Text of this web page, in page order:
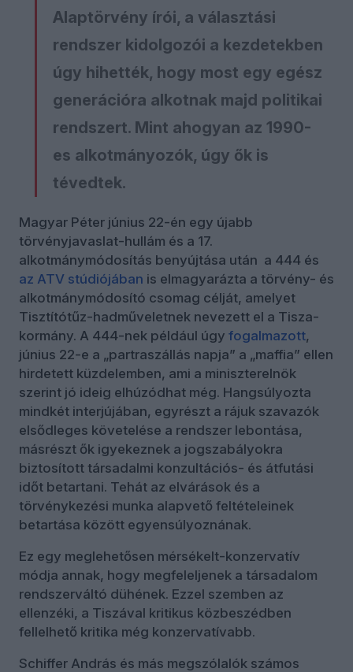
Alaptörvény írói, a választási
rendszer kidolgozói a kezdetekben
úgy hihették, hogy most egy egész
generációra alkotnak majd politikai
rendszert. Mint ahogyan az 1990-
es alkotmányozók, úgy ők is
tévedtek.
Magyar Péter június 22-én egy újabb
törvényjavaslat-hullám és a 17.
alkotmánymódosítás benyújtása után a 444 és
az ATV stúdiójában is elmagyarázta a törvény- és
alkotmánymódosító csomag célját, amelyet
Tisztítótűz-hadműveletnek nevezett el a Tisza-
kormány. A 444-nek például úgy fogalmazott,
június 22-e a „partraszállás napja” a „maffia” ellen
hirdetett küzdelemben, ami a miniszterelnök
szerint jó ideig elhúzódhat még. Hangsúlyozta
mindkét interjújában, egyrészt a rájuk szavazók
elsődleges követelése a rendszer lebontása,
másrészt ők igyekeznek a jogszabályokra
biztosított társadalmi konzultációs- és átfutási
időt betartani. Tehát az elvárások és a
törvénykezési munka alapvető feltételeinek
betartása között egyensúlyoznának.
Ez egy meglehetősen mérsékelt-konzervatív
módja annak, hogy megfeleljenek a társadalom
rendszerváltó dühének. Ezzel szemben az
ellenzéki, a Tiszával kritikus közbeszédben
fellelhető kritika még konzervatívabb.
Schiffer András és más megszólalók számos